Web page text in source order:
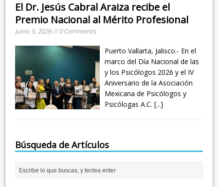
El Dr. Jesús Cabral Araiza recibe el
Premio Nacional al Mérito Profesional
junio 5, 2026 // 0 Comments
Puerto Vallarta, Jalisco.- En el
marco del Día Nacional de las
y los Psicólogos 2026 y el IV
Aniversario de la Asociación
Mexicana de Psicólogos y
Psicólogas A.C.[...]
Búsqueda de Artículos